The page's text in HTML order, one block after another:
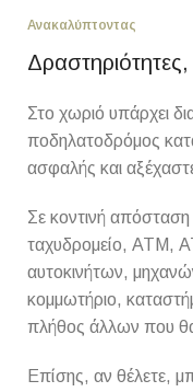
Ανακαλύπτοντας
Στο χωριό υπάρχει
ποδηλατοδρόμος
ασφαλής και
Σε κοντινή
ταχυδρομείο, ΑΤΜ,
αυτοκινήτων,
κομμωτήριο,
πλήθος άλλων που
Επίσης, αν θέλετε,